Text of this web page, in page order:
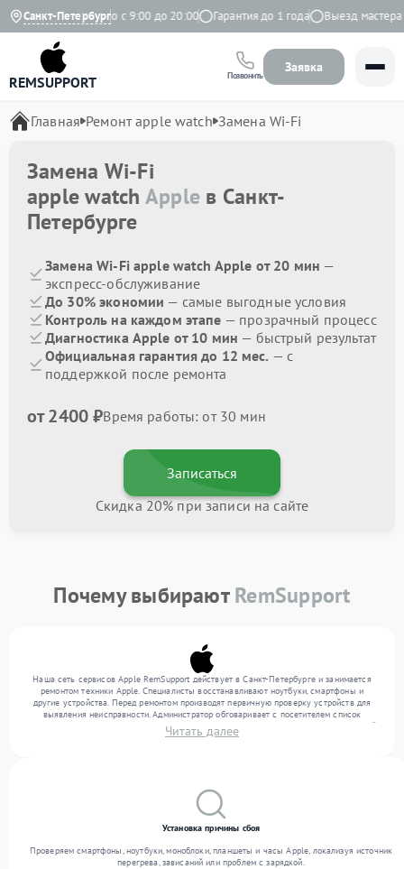
Санкт-Петербург
Ежедневно с 9:00 до 20:00 Гарантия до 1 года Выезд мастера
REMSUPPORT Позвонить
Заявка
Главная Ремонт apple watch Замена Wi-Fi
Замена Wi-Fi
apple watch Apple в Санкт-
Петербурге
Замена Wi-Fi apple watch Apple от 20 мин —
экспресс-обслуживание
До 30% экономии — самые выгодные условия
Контроль на каждом этапе — прозрачный процесс
Диагностика Apple от 10 мин — быстрый результат
Официальная гарантия до 12 мес. — с
поддержкой после ремонта
от 2400 ₽Время работы: от 30 мин
Записаться
Скидка 20% при записи на сайте
Почему выбираютRemSupport
Наша сеть сервисов Apple RemSupport действует в Санкт-Петербурге и занимается
ремонтом техники Apple. Специалисты восстанавливают ноутбуки, смартфоны и
другие устройства. Перед ремонтом производят первичную проверку устройств для
выявления неисправности. Администратор обговаривает с посетителем список
нужных услуг и цену. Только потом техники осуществляют восстановление с заменой
запчастей по необходимости. По окончании работ их качество подтверждается
Читать далее
Установка причины сбоя
Проверяем смартфоны, ноутбуки, моноблоки, планшеты и часы Apple, локализуя источник
перегрева, зависаний или проблем с зарядкой.